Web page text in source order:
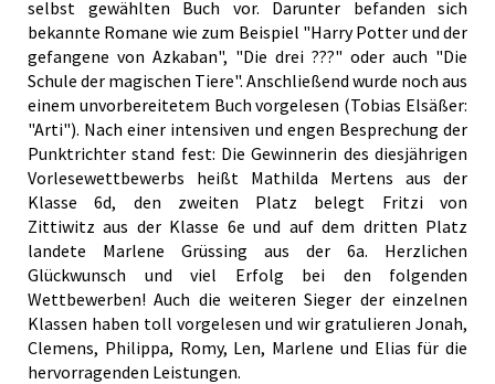
selbst gewählten Buch vor. Darunter befanden sich
bekannte Romane wie zum Beispiel "Harry Potter und der
gefangene von Azkaban", "Die drei ???" oder auch "Die
Schule der magischen Tiere". Anschließend wurde noch aus
einem unvorbereitetem Buch vorgelesen (Tobias Elsäßer:
"Arti"). Nach einer intensiven und engen Besprechung der
Punktrichter stand fest: Die Gewinnerin des diesjährigen
Vorlesewettbewerbs heißt Mathilda Mertens aus der
Klasse 6d, den zweiten Platz belegt Fritzi von
Zittiwitz aus der Klasse 6e und auf dem dritten Platz
landete Marlene Grüssing aus der 6a. Herzlichen
Glückwunsch und viel Erfolg bei den folgenden
Wettbewerben! Auch die weiteren Sieger der einzelnen
Klassen haben toll vorgelesen und wir gratulieren Jonah,
Clemens, Philippa, Romy, Len, Marlene und Elias für die
hervorragenden Leistungen.